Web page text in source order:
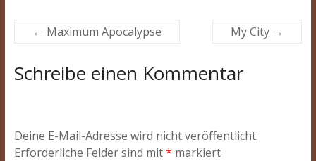
← Maximum Apocalypse My City →
Schreibe einen Kommentar
Deine E-Mail-Adresse wird nicht veröffentlicht.
Erforderliche Felder sind mit* markiert